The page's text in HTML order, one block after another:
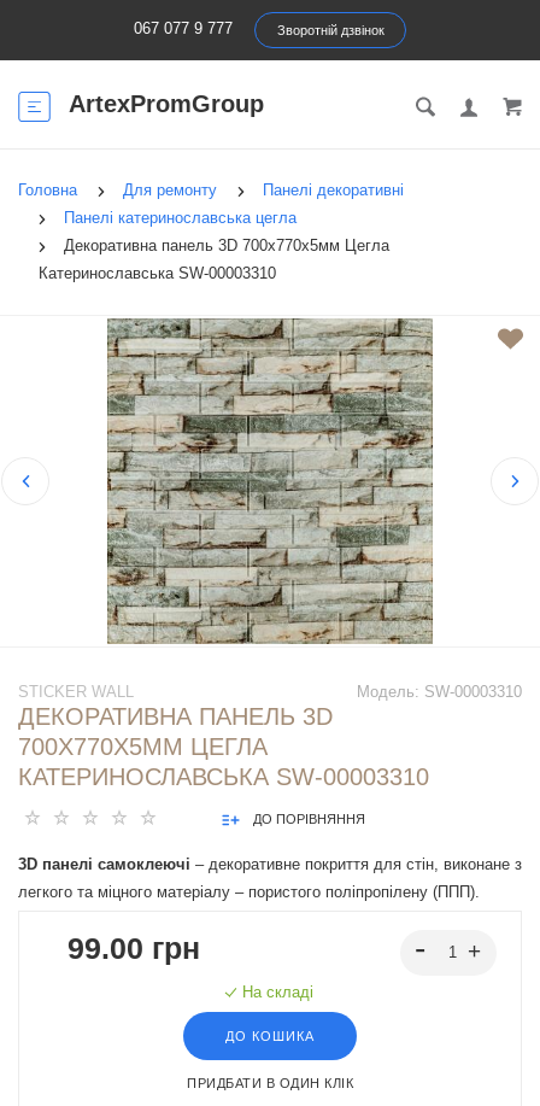
067 077 9 777 Зворотній дзвінок
ArtexPromGroup
Головна Для ремонту
Панелі декоративні
Панелі катеринославська цегла
Декоративна панель 3D 700х770х5мм Цегла
Катеринославська SW-00003310
Модель: SW-00003310
STICKER WALL
ДЕКОРАТИВНА ПАНЕЛЬ 3D
700Х770Х5ММ ЦЕГЛА
КАТЕРИНОСЛАВСЬКА SW-00003310
ДО ПОРІВНЯННЯ
3D панелі самоклеючі – декоративне покриття для стін, виконане з
легкого та міцного матеріалу – пористого поліпропілену (ППП).
широкому різноманітті кольорів та наявність клейового шару, що
99.00 грн
На складі
ДО КОШИКА
ПРИДБАТИ В ОДИН КЛІК